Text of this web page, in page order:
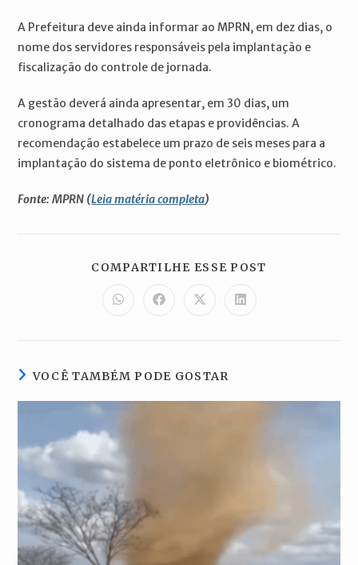
A Prefeitura deve ainda informar ao MPRN, em dez dias, o
nome dos servidores responsáveis pela implantação e
fiscalização do controle de jornada.
A gestão deverá ainda apresentar, em 30 dias, um
cronograma detalhado das etapas e providências. A
recomendação estabelece um prazo de seis meses para a
implantação do sistema de ponto eletrônico e biométrico.
Fonte: MPRN (Leia matéria completa)
COMPARTILHE ESSE POST
Abre
em
nova
Abre
em
nova
Abre
em
nova
Abre
em
nova
VOCÊ TAMBÉM PODE GOSTAR